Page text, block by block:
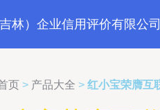
林）企业信用评价有限公司
页 > 产品大全 > 红小宝荣膺互